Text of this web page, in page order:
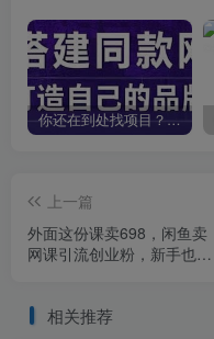
你还在到处找项目？还在当韭菜？我靠卖项目一个月收入5万+，曾经我也是个失败者。
上一篇
外面这份课卖698，闲鱼卖
网课引流创业粉，新手也可
相关推荐